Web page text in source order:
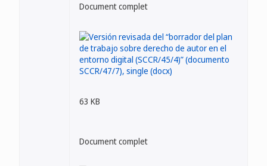
Document complet
63 KB
Document complet